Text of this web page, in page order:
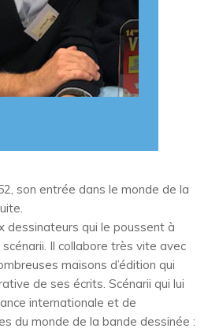
son entrée dans le monde de la
dessinateurs qui le poussent à
Il collabore très vite avec
maisons d’édition qui
de ses écrits. Scénarii qui lui
internationale et de
du monde de la bande dessinée :